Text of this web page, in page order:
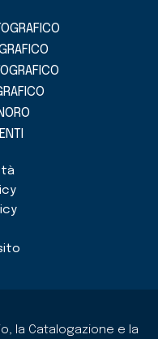
la Catalogazione e la